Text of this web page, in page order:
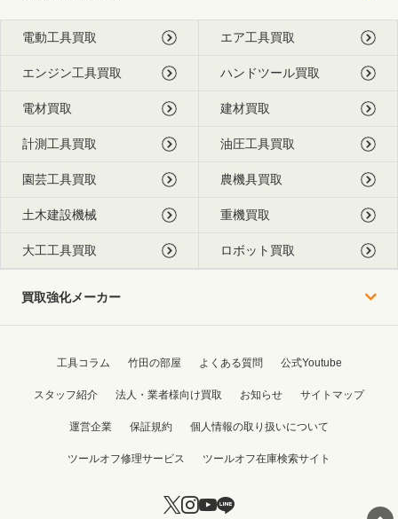
電動工具買取 エア工具買取
エンジン工具買取 ハンドツール買取
電材買取 建材買取
計測工具買取 油圧工具買取
園芸工具買取 農機具買取
土木建設機械 重機買取
大工工具買取 ロボット買取
買取強化メーカー
工具コラム 竹田の部屋 よくある質問 公式Youtube
スタッフ紹介 法人・業者様向け買取 お知らせ サイトマップ
運営企業 保証規約 個人情報の取り扱いについて
ツールオフ修理サービス ツールオフ在庫検索サイト